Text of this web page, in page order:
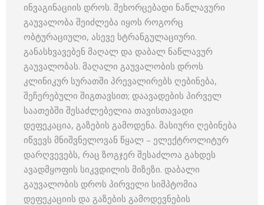
ინვაგინაციის დროს. შეხორცებადი ნაწლავური
გაუვალობა შეიძლება იყოს როგორც
ობტურაციული, ასევე სტრანგულაციური.
განასხვავებენ მაღალ და დაბალ ნაწლავურ
გაუვალობას. მაღალი გაუვალობის დროს
კლინიკურ სურათში პრევალირებს ღებინება,
შეჩერებული შიგთავსით; დაავადების პირველ
საათებში შესაძლებელია თავისთავადი
დეფეკაცია, გაზების გამოდენა. მასიური ღებინება
იწვევს მნიშვნელოვან წყალ – ელექტროლიტურ
დარღვევებს, რაც ზოგჯერ შესაძლოა გახდეს
ავადმყოფის სიკვდილის მიზეზი. დაბალი
გაუვალობის დროს პირველი სიმპტომია
დეფეკაციის და გაზების გამოდევნების